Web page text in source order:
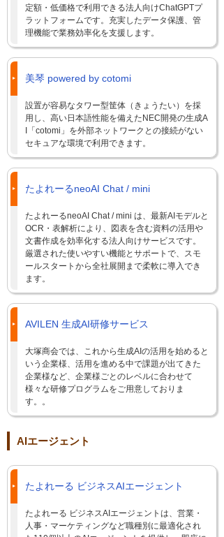
定額・低価格で利用できる法人向けChatGPTプ
ラットフォームです。充実したデータ保護、管
理機能で業務効率化を支援します。
美琴 powered by cotomi
設置が容易なタワー型筐体（きょうたい）を採
用し、高い日本語性能を備えたNEC開発の生成A
I「cotomi」を外部ネットワークとの接続がない
セキュアな環境で利用できます。
たよれーるneoAI Chat / mini
たよれーるneoAI Chat / mini は、最新AIモデルと
OCR・表解析により、図表を含む資料の活用や
文書作成を効率化する法人向けサービスです。
厳選された使いやすい機能とサポートで、スモ
ールスタートから全社展開まで柔軟に導入でき
ます。
AVILEN 生成AI研修サービス
大塚商会では、これから生成AIの活用を始めると
いう企業様、活用を進める中で課題が出てきた
企業様など、企業様ごとのレベルに合わせて
様々な研修プログラムをご用意しておりま
す。。
AIエージェント
たよれーる ビジネスAIエージェント
たよれーる ビジネスAIエージェントは、営業・
人事・マーケティングなど職種別に最適化され